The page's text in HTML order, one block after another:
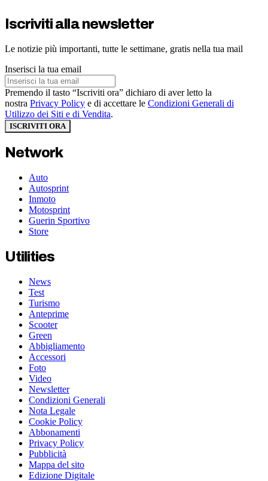
Iscriviti alla newsletter
Le notizie più importanti, tutte le settimane, gratis nella tua mail
Inserisci la tua email
Premendo il tasto “Iscriviti ora” dichiaro di aver letto la
nostra Privacy Policy e di accettare le Condizioni Generali di
Utilizzo dei Siti e di Vendita.
ISCRIVITI ORA
Network
Auto
Autosprint
Inmoto
Motosprint
Guerin Sportivo
Store
Utilities
News
Test
Turismo
Anteprime
Scooter
Green
Abbigliamento
Accessori
Foto
Video
Newsletter
Condizioni Generali
Nota Legale
Cookie Policy
Abbonamenti
Privacy Policy
Pubblicità
Mappa del sito
Edizione Digitale